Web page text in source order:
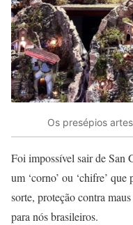
Os presépios
Foi impossível sair de San
um ‘corno’ ou ‘chifre’
sorte, proteção contra
para nós brasileiros.